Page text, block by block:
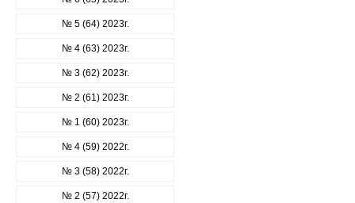
№ 5 (64) 2023г.
№ 4 (63) 2023г.
№ 3 (62) 2023г.
№ 2 (61) 2023г.
№ 1 (60) 2023г.
№ 4 (59) 2022г.
№ 3 (58) 2022г.
№ 2 (57) 2022г.